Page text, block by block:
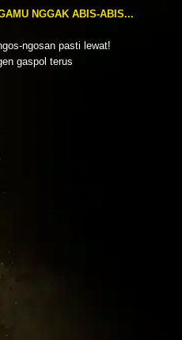
NGGAK ABIS-ABIS...
ngosan pasti lewat!
gaspol terus